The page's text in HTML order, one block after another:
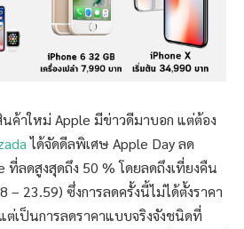
ค้าใหม่ Apple มีข่าวดีมาบอก แต่ต้อง
ได้จัดดีลพิเศษ Apple Day ลด
ที่ลดสูงสุดถึง 50 % โดยลดถึงเที่ยงคืน
23.59) ซึ่งการลดครั้งนี้ไม่ได้ตั้งราคา
ต่เป็นการลดราคาแบบจริงจังชนิดที่